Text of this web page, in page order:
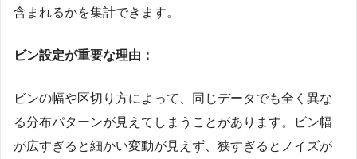
含まれるかを集計できます。
ビン設定が重要な理由：
ビンの幅や区切り方によって、同じデータでも全く異な
る分布パターンが見えてしまうことがあります。ビン幅
が広すぎると細かい変動が見えず、狭すぎるとノイズが